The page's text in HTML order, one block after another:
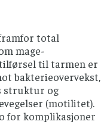
total
mage-
til tarmen er
bakterieovervekst,
struktur og
(motilitet).
for komplikasjoner